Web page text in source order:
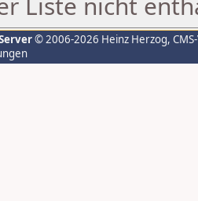
© 2006-2026 Heinz Herzog,